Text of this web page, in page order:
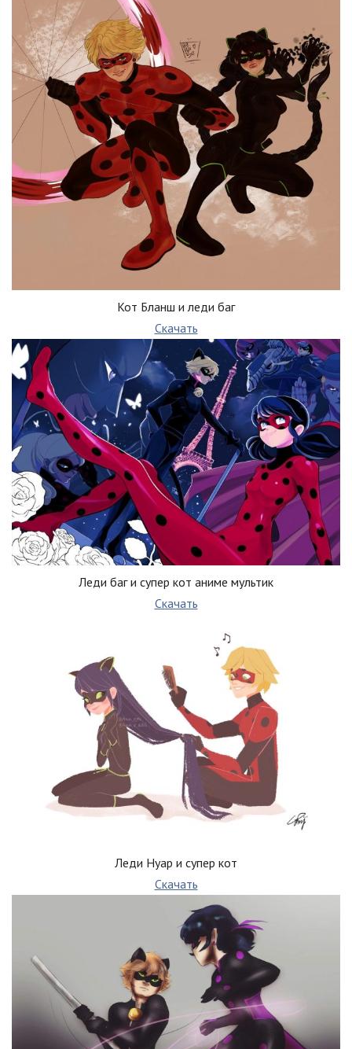
Кот Бланш и леди баг
Скачать
Леди баг и супер кот аниме мультик
Скачать
Леди Нуар и супер кот
Скачать